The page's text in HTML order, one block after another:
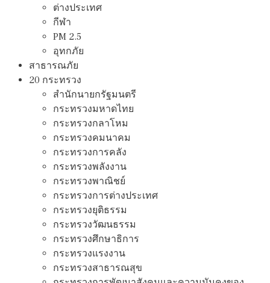
ต่างประเทศ
กีฬา
PM 2.5
อุทกภัย
สาธารณภัย
20 กระทรวง
สํานักนายกรัฐมนตรี
กระทรวงมหาดไทย
กระทรวงกลาโหม
กระทรวงคมนาคม
กระทรวงการคลัง
กระทรวงพลังงาน
กระทรวงพาณิชย์
กระทรวงการต่างประเทศ
กระทรวงยุติธรรม
กระทรวงวัฒนธรรม
กระทรวงศึกษาธิการ
กระทรวงแรงงาน
กระทรวงสาธารณสุข